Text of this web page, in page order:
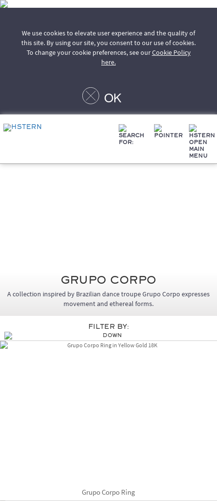
We use cookies to elevate user experience and the quality of
this site. By using our site, you consent to our use of cookies.
To change your cookie preferences, see ourCookie Policy
here.
OK
Grupo Corpo
A collection inspired by Brazilian dance troupe Grupo Corpo expresses
movement and ethereal forms.
Filter By:
Grupo Corpo Ring